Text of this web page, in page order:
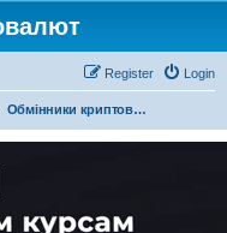
Login
Register
Обмінники криптовалют 💛💙 🏆